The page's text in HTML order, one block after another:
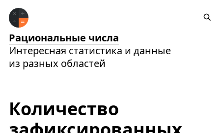
Рациональные числа
Интересная статистика и данные
из разных областей
Количество